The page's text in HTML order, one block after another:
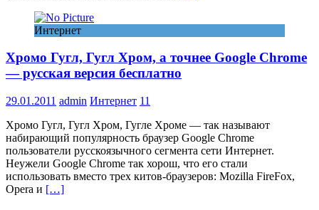
Интернет
Хромо Гугл, Гугл Хром, а точнее Google Chrome
— русская версия бесплатно
29.01.2011 admin Интернет 11
Хромо Гугл, Гугл Хром, Гугле Хроме — так называют
набирающий популярность браузер Google Chrome
пользователи русскоязычного сегмента сети Интернет.
Неужели Google Chrome так хорош, что его стали
использовать вместо трех китов-браузеров: Mozilla FireFox,
Opera и […]